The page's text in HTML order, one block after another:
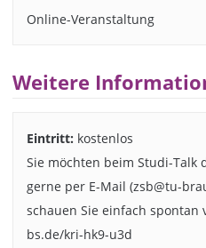
Online-Veranstaltung
Weitere
Eintritt: kostenlos
Sie möchten beim Studi-Talk
gerne per E-Mail (zsb@tu-
schauen Sie einfach
bs.de/kri-hk9-u3d